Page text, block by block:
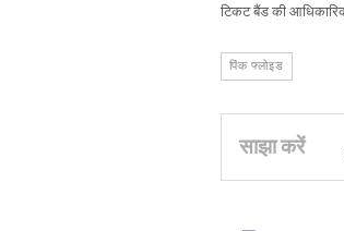
टिकट बैंड की
पिंक फ्लोइड
साझा करें